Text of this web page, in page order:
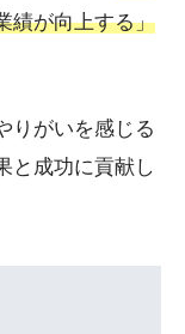
績が向上する」
りがいを感じる
と成功に貢献し